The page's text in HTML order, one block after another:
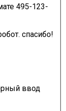
495-123-
спасибо!
ввод